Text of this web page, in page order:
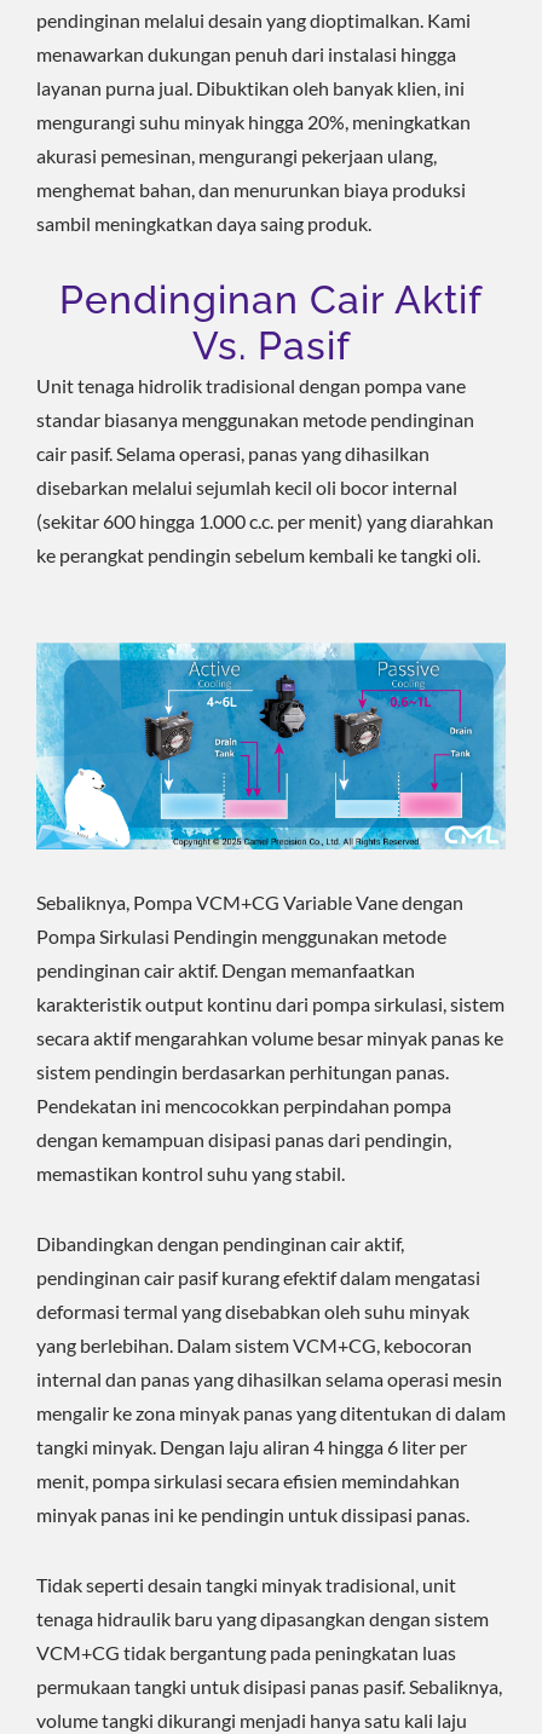
pendinginan melalui desain yang dioptimalkan. Kami
menawarkan dukungan penuh dari instalasi hingga
layanan purna jual. Dibuktikan oleh banyak klien, ini
mengurangi suhu minyak hingga 20%, meningkatkan
akurasi pemesinan, mengurangi pekerjaan ulang,
menghemat bahan, dan menurunkan biaya produksi
sambil meningkatkan daya saing produk.
Pendinginan Cair Aktif
Vs. Pasif
Unit tenaga hidrolik tradisional dengan pompa vane
standar biasanya menggunakan metode pendinginan
cair pasif. Selama operasi, panas yang dihasilkan
disebarkan melalui sejumlah kecil oli bocor internal
(sekitar 600 hingga 1.000 c.c. per menit) yang diarahkan
ke perangkat pendingin sebelum kembali ke tangki oli.
Sebaliknya, Pompa VCM+CG Variable Vane dengan
Pompa Sirkulasi Pendingin menggunakan metode
pendinginan cair aktif. Dengan memanfaatkan
karakteristik output kontinu dari pompa sirkulasi, sistem
secara aktif mengarahkan volume besar minyak panas ke
sistem pendingin berdasarkan perhitungan panas.
Pendekatan ini mencocokkan perpindahan pompa
dengan kemampuan disipasi panas dari pendingin,
memastikan kontrol suhu yang stabil.
Dibandingkan dengan pendinginan cair aktif,
pendinginan cair pasif kurang efektif dalam mengatasi
deformasi termal yang disebabkan oleh suhu minyak
yang berlebihan. Dalam sistem VCM+CG, kebocoran
internal dan panas yang dihasilkan selama operasi mesin
mengalir ke zona minyak panas yang ditentukan di dalam
tangki minyak. Dengan laju aliran 4 hingga 6 liter per
menit, pompa sirkulasi secara efisien memindahkan
minyak panas ini ke pendingin untuk dissipasi panas.
Tidak seperti desain tangki minyak tradisional, unit
tenaga hidraulik baru yang dipasangkan dengan sistem
VCM+CG tidak bergantung pada peningkatan luas
permukaan tangki untuk disipasi panas pasif. Sebaliknya,
volume tangki dikurangi menjadi hanya satu kali laju